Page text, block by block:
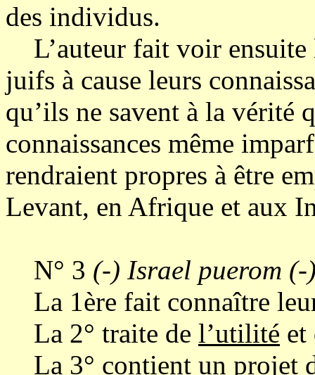
des individus.
L’auteur fait voir ensuite
juifs à cause leurs
qu’ils ne savent à la vérité
connaissances même
rendraient propres à être
Levant, en Afrique et aux
N° 3 (-) Israel puerom
La 1ère fait connaître
La 2° traite de l’utilité
La 3° contient un projet